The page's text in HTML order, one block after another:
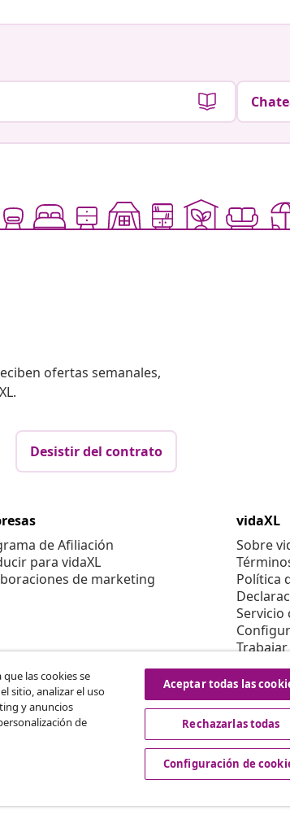
ofertas semanales,
Desistir del contrato
de Afiliación
para vidaXL
de marketing
vidaXL
Sobre
Política
Aviso
Política
que las cookies se
sitio, analizar el uso
y anuncios
de
Aceptar todas las
Rechazarlas todas
Configuración de